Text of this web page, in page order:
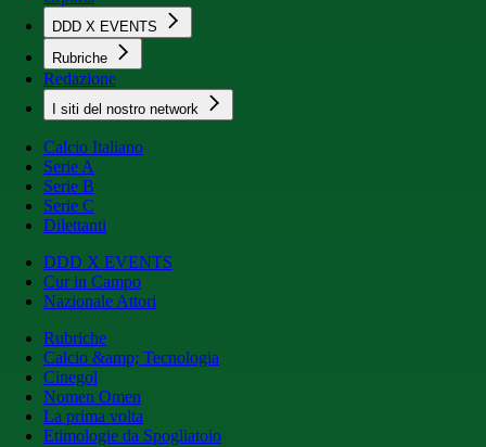
DDD X EVENTS
Rubriche
Redazione
I siti del nostro network
Calcio Italiano
Serie A
Serie B
Serie C
Dilettanti
DDD X EVENTS
Cur in Campo
Nazionale Attori
Rubriche
Calcio &amp; Tecnologia
Cinegol
Nomen Omen
La prima volta
Etimologie da Spogliatoio